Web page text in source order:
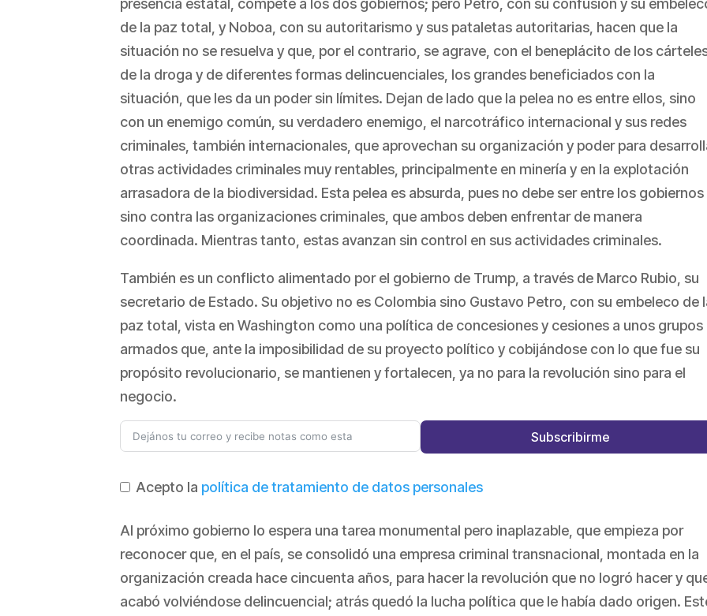
de la paz total, y Noboa, con su autoritarismo y sus pataletas autoritarias, hacen que la
situación no se resuelva y que, por el contrario, se agrave, con el beneplácito de los
de la droga y de diferentes formas delincuenciales, los grandes beneficiados con la
situación, que les da un poder sin límites. Dejan de lado que la pelea no es entre ellos, sino
con un enemigo común, su verdadero enemigo, el narcotráfico internacional y sus redes
criminales, también internacionales, que aprovechan su organización y poder para
otras actividades criminales muy rentables, principalmente en minería y en la explotación
arrasadora de la biodiversidad. Esta pelea es absurda, pues no debe ser entre los gobiernos
sino contra las organizaciones criminales, que ambos deben enfrentar de manera
coordinada. Mientras tanto, estas avanzan sin control en sus actividades criminales.
También es un conflicto alimentado por el gobierno de Trump, a través de Marco Rubio, su
secretario de Estado. Su objetivo no es Colombia sino Gustavo Petro, con su embeleco de
paz total, vista en Washington como una política de concesiones y cesiones a unos grupos
armados que, ante la imposibilidad de su proyecto político y cobijándose con lo que fue su
propósito revolucionario, se mantienen y fortalecen, ya no para la revolución sino para el
negocio.
Subscribirme
Acepto la política de tratamiento de datos personales
Al próximo gobierno lo espera una tarea monumental pero inaplazable, que empieza por
reconocer que, en el país, se consolidó una empresa criminal transnacional, montada en la
organización creada hace cincuenta años, para hacer la revolución que no logró hacer y
acabó volviéndose delincuencial; atrás quedó la lucha política que le había dado origen.